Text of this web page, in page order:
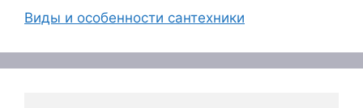
Виды и особенности сантехники